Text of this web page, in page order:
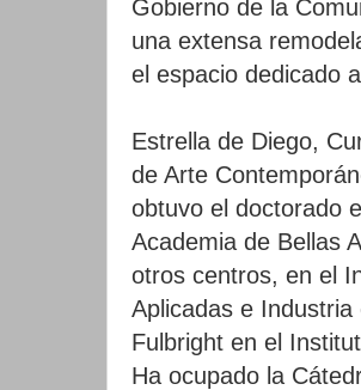
Gobierno de la
una extensa
el espacio dedicado
Estrella de Diego,
de Arte
obtuvo el doctorado
Academia de Bellas
otros centros, en el
Aplicadas e
Fulbright en el
Ha ocupado la